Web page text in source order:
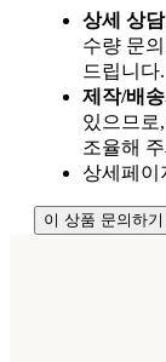
상세 상담
수량 문
드립니다.
제작/배송
있으므로
조율해
상세페이
이 상품 문의하기